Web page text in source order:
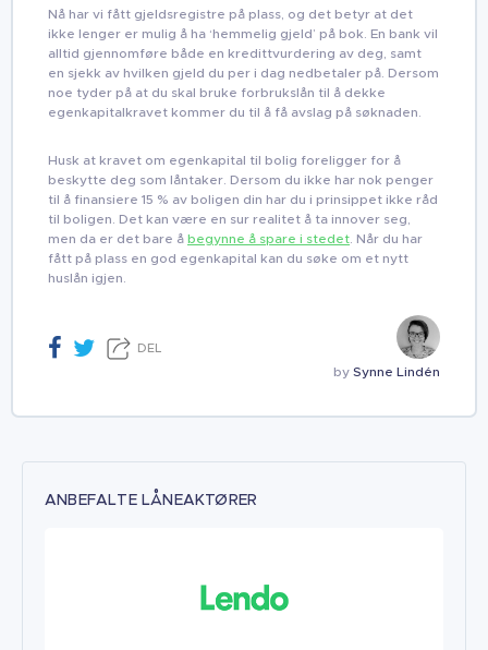
Nå har vi fått gjeldsregistre på plass, og det betyr at det
ikke lenger er mulig å ha ‘hemmelig gjeld’ på bok. En bank vil
alltid gjennomføre både en kredittvurdering av deg, samt
en sjekk av hvilken gjeld du per i dag nedbetaler på. Dersom
noe tyder på at du skal bruke forbrukslån til å dekke
egenkapitalkravet kommer du til å få avslag på søknaden.
Husk at kravet om egenkapital til bolig foreligger for å
beskytte deg som låntaker. Dersom du ikke har nok penger
til å finansiere 15 % av boligen din har du i prinsippet ikke råd
til boligen. Det kan være en sur realitet å ta innover seg,
men da er det bare å begynne å spare i stedet. Når du har
fått på plass en god egenkapital kan du søke om et nytt
huslån igjen.
DEL
by Synne Lindén
ANBEFALTE LÅNEAKTØRER